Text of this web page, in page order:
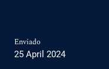
Enviado
25 April 2024